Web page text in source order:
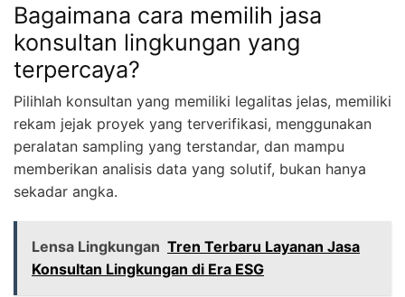
Bagaimana cara memilih jasa
konsultan lingkungan yang
terpercaya?
Pilihlah konsultan yang memiliki legalitas jelas, memiliki
rekam jejak proyek yang terverifikasi, menggunakan
peralatan sampling yang terstandar, dan mampu
memberikan analisis data yang solutif, bukan hanya
sekadar angka.
Lensa Lingkungan Tren Terbaru Layanan Jasa
Konsultan Lingkungan di Era ESG